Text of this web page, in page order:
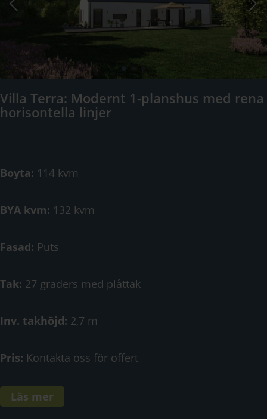
Villa Terra: Modernt 1-planshus med rena
horisontella linjer
Boyta: 114 kvm
BYA kvm: 132 kvm
Fasad: Puts
Tak: 27 graders med plåttak
Inv. takhöjd: 2,7 m
Pris: Kontakta oss för offert
Läs mer